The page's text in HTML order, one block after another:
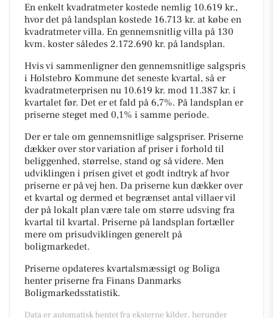
En enkelt kvadratmeter kostede nemlig 10.619 kr.,
hvor det på landsplan kostede 16.713 kr. at købe en
kvadratmeter villa. En gennemsnitlig villa på 130
kvm. koster således 2.172.690 kr. på landsplan.
Hvis vi sammenligner den gennemsnitlige salgspris
i Holstebro Kommune det seneste kvartal, så er
kvadratmeterprisen nu 10.619 kr. mod 11.387 kr. i
kvartalet før. Det er et fald på 6,7%. På landsplan er
priserne steget med 0,1% i samme periode.
Der er tale om gennemsnitlige salgspriser. Priserne
dækker over stor variation af priser i forhold til
beliggenhed, størrelse, stand og så videre. Men
udviklingen i prisen givet et godt indtryk af hvor
priserne er på vej hen. Da priserne kun dækker over
et kvartal og dermed et begrænset antal villaer vil
der på lokalt plan være tale om større udsving fra
kvartal til kvartal. Priserne på landsplan fortæller
mere om prisudviklingen generelt på
boligmarkedet.
Priserne opdateres kvartalsmæssigt og Boliga
henter priserne fra Finans Danmarks
Boligmarkedsstatistik.
Data er automatisk hentet fra eksterne kilder, herunder